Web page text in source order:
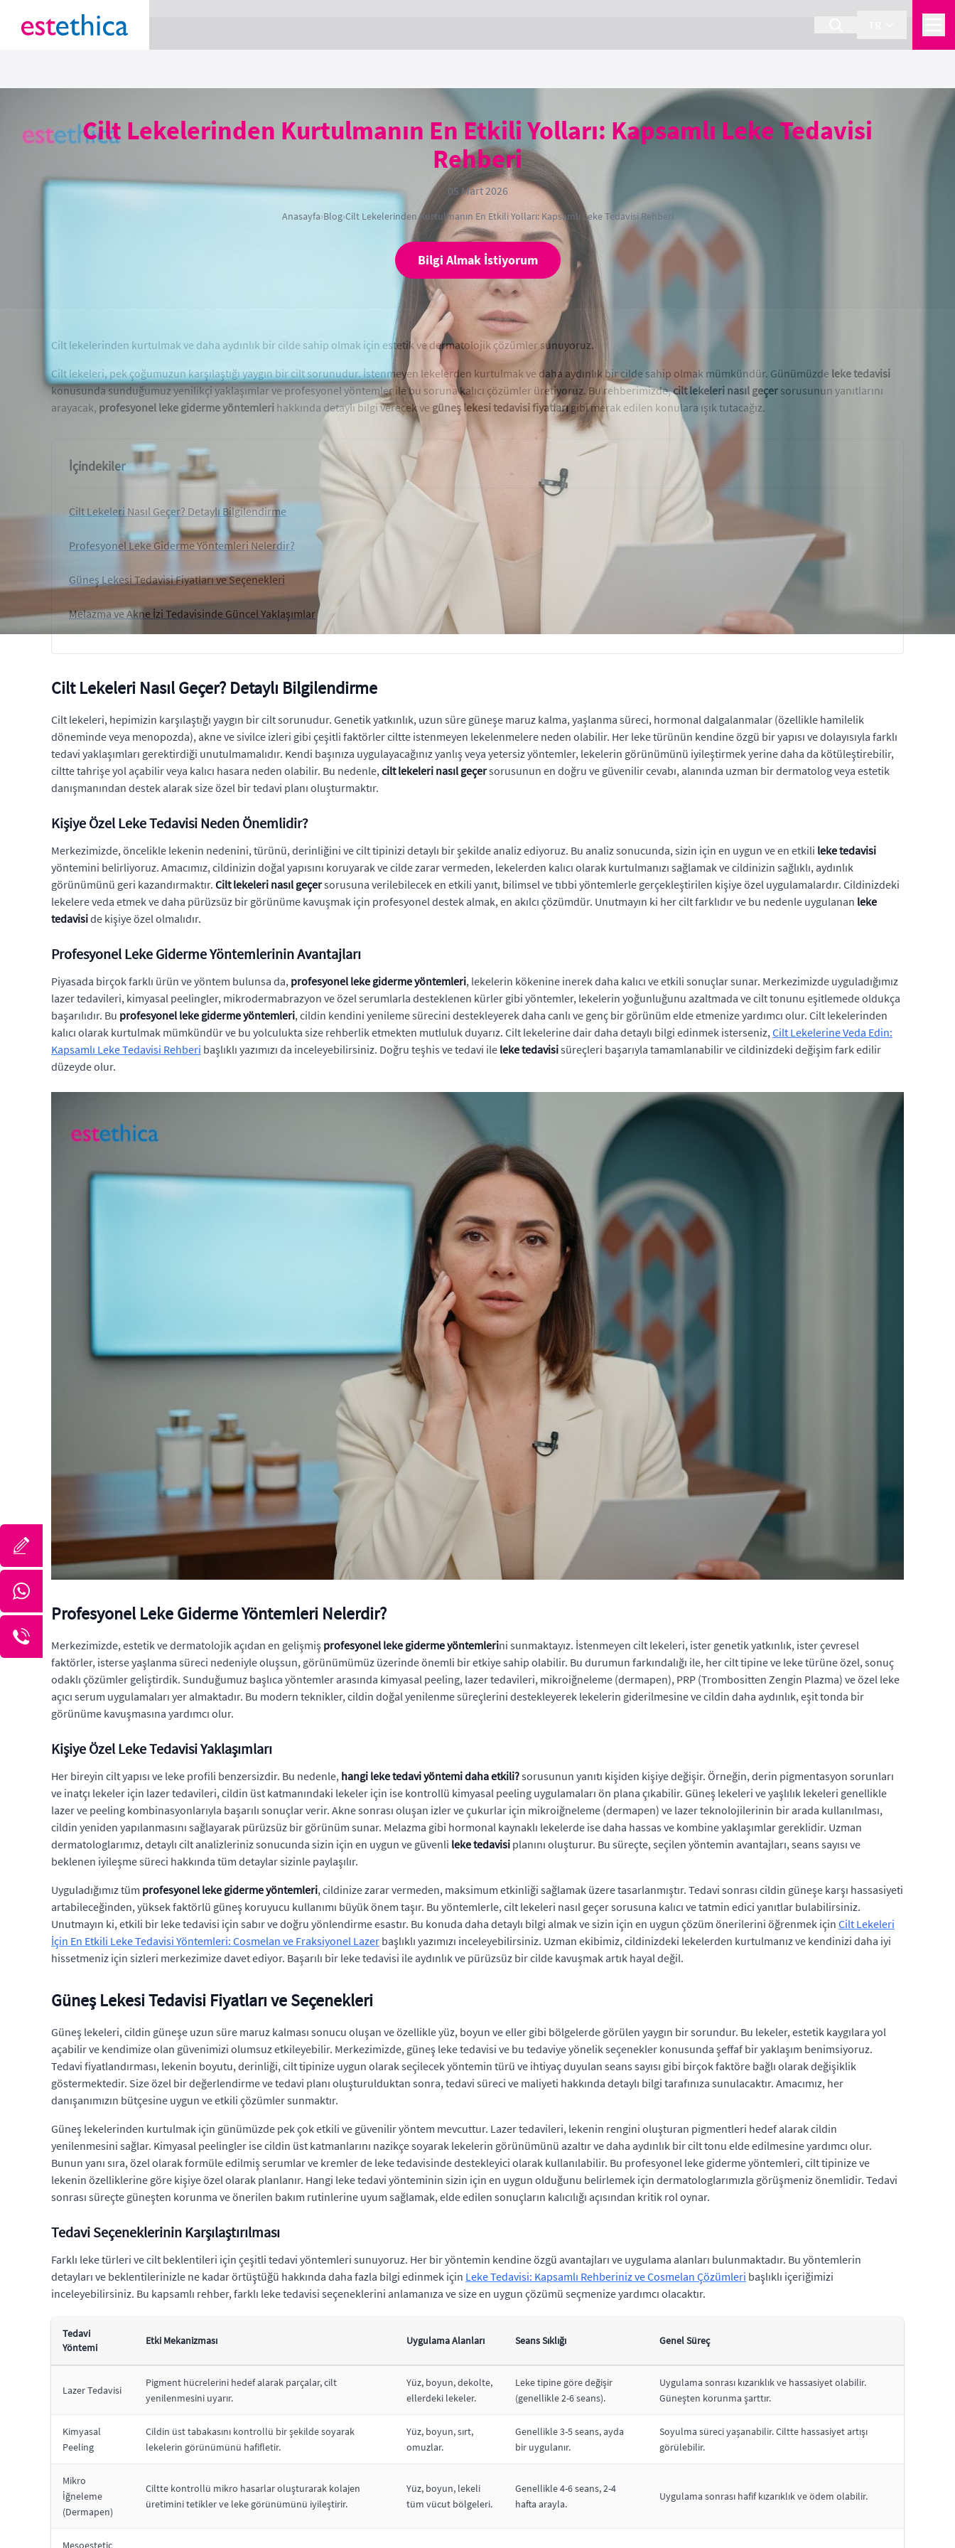
Cilt Lekelerinden Kurtulmanın En Etkili Yolları: Kapsamlı Leke Tedavisi
Rehberi
05 Mart 2026
Anasayfa›Blog›Cilt Lekelerinden Kurtulmanın En Etkili Yolları: Kapsamlı Leke Tedavisi Rehberi
Bilgi Almak İstiyorum
Cilt lekelerinden kurtulmak ve daha aydınlık bir cilde sahip olmak için estetik ve dermatolojik çözümler sunuyoruz.
Cilt lekeleri, pek çoğumuzun karşılaştığı yaygın bir cilt sorunudur. İstenmeyen lekelerden kurtulmak ve daha aydınlık bir cilde sahip olmak mümkündür. Günümüzde leke tedavisi
konusunda sunduğumuz yenilikçi yaklaşımlar ve profesyonel yöntemler ile bu soruna kalıcı çözümler üretiyoruz. Bu rehberimizde,cilt lekeleri nasıl geçer sorusunun yanıtlarını
arayacak, profesyonel leke giderme yöntemleri hakkında detaylı bilgi verecek ve güneş lekesi tedavisi fiyatlarıgibi merak edilen konulara ışık tutacağız.
İçindekiler
Cilt Lekeleri Nasıl Geçer? Detaylı Bilgilendirme
Profesyonel Leke Giderme Yöntemleri Nelerdir?
Güneş Lekesi Tedavisi Fiyatları ve Seçenekleri
Melazma ve Akne İzi Tedavisinde Güncel Yaklaşımlar
Cilt Lekeleri Nasıl Geçer? Detaylı Bilgilendirme
Cilt lekeleri, hepimizin karşılaştığı yaygın bir cilt sorunudur. Genetik yatkınlık, uzun süre güneşe maruz kalma, yaşlanma süreci, hormonal dalgalanmalar (özellikle hamilelik
döneminde veya menopozda), akne ve sivilce izleri gibi çeşitli faktörler ciltte istenmeyen lekelenmelere neden olabilir. Her leke türünün kendine özgü bir yapısı ve dolayısıyla farklı
tedavi yaklaşımları gerektirdiği unutulmamalıdır. Kendi başınıza uygulayacağınız yanlış veya yetersiz yöntemler, lekelerin görünümünü iyileştirmek yerine daha da kötüleştirebilir,
ciltte tahrişe yol açabilir veya kalıcı hasara neden olabilir. Bu nedenle,cilt lekeleri nasıl geçersorusunun en doğru ve güvenilir cevabı, alanında uzman bir dermatolog veya estetik
danışmanından destek alarak size özel bir tedavi planı oluşturmaktır.
Kişiye Özel Leke Tedavisi Neden Önemlidir?
Merkezimizde, öncelikle lekenin nedenini, türünü, derinliğini ve cilt tipinizi detaylı bir şekilde analiz ediyoruz. Bu analiz sonucunda, sizin için en uygun ve en etkili leke tedavisi
yöntemini belirliyoruz. Amacımız, cildinizin doğal yapısını koruyarak ve cilde zarar vermeden, lekelerden kalıcı olarak kurtulmanızı sağlamak ve cildinizin sağlıklı, aydınlık
görünümünü geri kazandırmaktır. Cilt lekeleri nasıl geçersorusuna verilebilecek en etkili yanıt, bilimsel ve tıbbi yöntemlerle gerçekleştirilen kişiye özel uygulamalardır. Cildinizdeki
lekelere veda etmek ve daha pürüzsüz bir görünüme kavuşmak için profesyonel destek almak, en akılcı çözümdür. Unutmayın ki her cilt farklıdır ve bu nedenle uygulanan leke
tedaviside kişiye özel olmalıdır.
Profesyonel Leke Giderme Yöntemlerinin Avantajları
Piyasada birçok farklı ürün ve yöntem bulunsa da, profesyonel leke giderme yöntemleri, lekelerin kökenine inerek daha kalıcı ve etkili sonuçlar sunar. Merkezimizde uyguladığımız
lazer tedavileri, kimyasal peelingler, mikrodermabrazyon ve özel serumlarla desteklenen kürler gibi yöntemler, lekelerin yoğunluğunu azaltmada ve cilt tonunu eşitlemede oldukça
başarılıdır. Bu profesyonel leke giderme yöntemleri, cildin kendini yenileme sürecini destekleyerek daha canlı ve genç bir görünüm elde etmenize yardımcı olur. Cilt lekelerinden
kalıcı olarak kurtulmak mümkündür ve bu yolculukta size rehberlik etmekten mutluluk duyarız. Cilt lekelerine dair daha detaylı bilgi edinmek isterseniz,Cilt Lekelerine Veda Edin:
Kapsamlı Leke Tedavisi Rehberi başlıklı yazımızı da inceleyebilirsiniz. Doğru teşhis ve tedavi ile leke tedavisisüreçleri başarıyla tamamlanabilir ve cildinizdeki değişim fark edilir
düzeyde olur.
Profesyonel Leke Giderme Yöntemleri Nelerdir?
Merkezimizde, estetik ve dermatolojik açıdan en gelişmiş profesyonel leke giderme yöntemlerini sunmaktayız. İstenmeyen cilt lekeleri, ister genetik yatkınlık, ister çevresel
faktörler, isterse yaşlanma süreci nedeniyle oluşsun, görünümümüz üzerinde önemli bir etkiye sahip olabilir. Bu durumun farkındalığı ile, her cilt tipine ve leke türüne özel, sonuç
odaklı çözümler geliştirdik. Sunduğumuz başlıca yöntemler arasında kimyasal peeling, lazer tedavileri, mikroiğneleme (dermapen), PRP (Trombositten Zengin Plazma) ve özel leke
açıcı serum uygulamaları yer almaktadır. Bu modern teknikler, cildin doğal yenilenme süreçlerini destekleyerek lekelerin giderilmesine ve cildin daha aydınlık, eşit tonda bir
görünüme kavuşmasına yardımcı olur.
Kişiye Özel Leke Tedavisi Yaklaşımları
Her bireyin cilt yapısı ve leke profili benzersizdir. Bu nedenle, hangi leke tedavi yöntemi daha etkili?sorusunun yanıtı kişiden kişiye değişir. Örneğin, derin pigmentasyon sorunları
ve inatçı lekeler için lazer tedavileri, cildin üst katmanındaki lekeler için ise kontrollü kimyasal peeling uygulamaları ön plana çıkabilir. Güneş lekeleri ve yaşlılık lekeleri genellikle
lazer ve peeling kombinasyonlarıyla başarılı sonuçlar verir. Akne sonrası oluşan izler ve çukurlar için mikroiğneleme (dermapen) ve lazer teknolojilerinin bir arada kullanılması,
cildin yeniden yapılanmasını sağlayarak pürüzsüz bir görünüm sunar. Melazma gibi hormonal kaynaklı lekelerde ise daha hassas ve kombine yaklaşımlar gereklidir. Uzman
dermatologlarımız, detaylı cilt analizleriniz sonucunda sizin için en uygun ve güvenli leke tedavisi planını oluşturur. Bu süreçte, seçilen yöntemin avantajları, seans sayısı ve
beklenen iyileşme süreci hakkında tüm detaylar sizinle paylaşılır.
Uyguladığımız tüm profesyonel leke giderme yöntemleri, cildinize zarar vermeden, maksimum etkinliği sağlamak üzere tasarlanmıştır. Tedavi sonrası cildin güneşe karşı hassasiyeti
artabileceğinden, yüksek faktörlü güneş koruyucu kullanımı büyük önem taşır. Bu yöntemlerle, cilt lekeleri nasıl geçer sorusuna kalıcı ve tatmin edici yanıtlar bulabilirsiniz.
Unutmayın ki, etkili bir leke tedavisi için sabır ve doğru yönlendirme esastır. Bu konuda daha detaylı bilgi almak ve sizin için en uygun çözüm önerilerini öğrenmek için Cilt Lekeleri
İçin En Etkili Leke Tedavisi Yöntemleri: Cosmelan ve Fraksiyonel Lazer başlıklı yazımızı inceleyebilirsiniz. Uzman ekibimiz, cildinizdeki lekelerden kurtulmanız ve kendinizi daha iyi
hissetmeniz için sizleri merkezimize davet ediyor. Başarılı bir leke tedavisi ile aydınlık ve pürüzsüz bir cilde kavuşmak artık hayal değil.
Güneş Lekesi Tedavisi Fiyatları ve Seçenekleri
Güneş lekeleri, cildin güneşe uzun süre maruz kalması sonucu oluşan ve özellikle yüz, boyun ve eller gibi bölgelerde görülen yaygın bir sorundur. Bu lekeler, estetik kaygılara yol
açabilir ve kendimize olan güvenimizi olumsuz etkileyebilir. Merkezimizde, güneş leke tedavisi ve bu tedaviye yönelik seçenekler konusunda şeffaf bir yaklaşım benimsiyoruz.
Tedavi fiyatlandırması, lekenin boyutu, derinliği, cilt tipinize uygun olarak seçilecek yöntemin türü ve ihtiyaç duyulan seans sayısı gibi birçok faktöre bağlı olarak değişiklik
göstermektedir. Size özel bir değerlendirme ve tedavi planı oluşturulduktan sonra, tedavi süreci ve maliyeti hakkında detaylı bilgi tarafınıza sunulacaktır. Amacımız, her
danışanımızın bütçesine uygun ve etkili çözümler sunmaktır.
Güneş lekelerinden kurtulmak için günümüzde pek çok etkili ve güvenilir yöntem mevcuttur. Lazer tedavileri, lekenin rengini oluşturan pigmentleri hedef alarak cildin
yenilenmesini sağlar. Kimyasal peelingler ise cildin üst katmanlarını nazikçe soyarak lekelerin görünümünü azaltır ve daha aydınlık bir cilt tonu elde edilmesine yardımcı olur.
Bunun yanı sıra, özel olarak formüle edilmiş serumlar ve kremler de leke tedavisinde destekleyici olarak kullanılabilir. Bu profesyonel leke giderme yöntemleri, cilt tipinize ve
lekenin özelliklerine göre kişiye özel olarak planlanır. Hangi leke tedavi yönteminin sizin için en uygun olduğunu belirlemek için dermatologlarımızla görüşmeniz önemlidir. Tedavi
sonrası süreçte güneşten korunma ve önerilen bakım rutinlerine uyum sağlamak, elde edilen sonuçların kalıcılığı açısından kritik rol oynar.
Tedavi Seçeneklerinin Karşılaştırılması
Farklı leke türleri ve cilt beklentileri için çeşitli tedavi yöntemleri sunuyoruz. Her bir yöntemin kendine özgü avantajları ve uygulama alanları bulunmaktadır. Bu yöntemlerin
detayları ve beklentilerinizle ne kadar örtüştüğü hakkında daha fazla bilgi edinmek için Leke Tedavisi: Kapsamlı Rehberiniz ve Cosmelan Çözümleri başlıklı içeriğimizi
inceleyebilirsiniz. Bu kapsamlı rehber, farklı leke tedavisi seçeneklerini anlamanıza ve size en uygun çözümü seçmenize yardımcı olacaktır.
Tedavi
Yöntemi
Etki Mekanizması Uygulama Alanları Seans Sıklığı Genel Süreç
Lazer Tedavisi
Pigment hücrelerini hedef alarak parçalar, cilt
yenilenmesini uyarır.
Yüz, boyun, dekolte,
ellerdeki lekeler.
Leke tipine göre değişir
(genellikle 2-6 seans).
Uygulama sonrası kızarıklık ve hassasiyet olabilir.
Güneşten korunma şarttır.
Kimyasal
Peeling
Cildin üst tabakasını kontrollü bir şekilde soyarak
lekelerin görünümünü hafifletir.
Yüz, boyun, sırt,
omuzlar.
Genellikle 3-5 seans, ayda
bir uygulanır.
Soyulma süreci yaşanabilir. Ciltte hassasiyet artışı
görülebilir.
Mikro
İğneleme
(Dermapen)
Ciltte kontrollü mikro hasarlar oluşturarak kolajen
üretimini tetikler ve leke görünümünü iyileştirir.
Yüz, boyun, lekeli
tüm vücut bölgeleri.
Genellikle 4-6 seans, 2-4
hafta arayla.
Uygulama sonrası hafif kızarıklık ve ödem olabilir.
Mesoestetic